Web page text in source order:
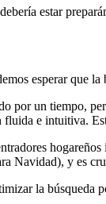
estar
esperar que
por un tiempo,
e intuitiva.
Navidad), y es
la búsqueda